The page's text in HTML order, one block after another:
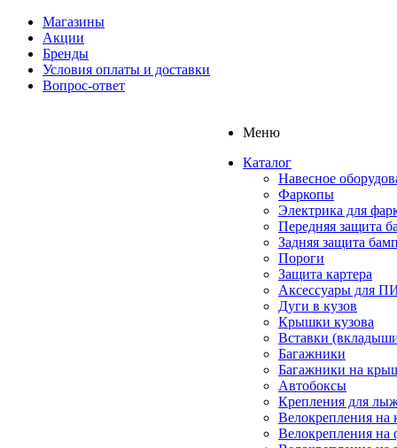
Магазины
Акции
Бренды
Условия оплаты и доставки
Вопрос-ответ
Меню
Каталог
Навесное
Фаркопы
Электрика для
Передняя защита
Задняя защита
Пороги
Защита картера
Аксессуары для
Дуги в кузов
Крышки кузова
Вставки
Багажники
Багажники на
Автобоксы
Крепления для
Велокрепления
Велокрепления на